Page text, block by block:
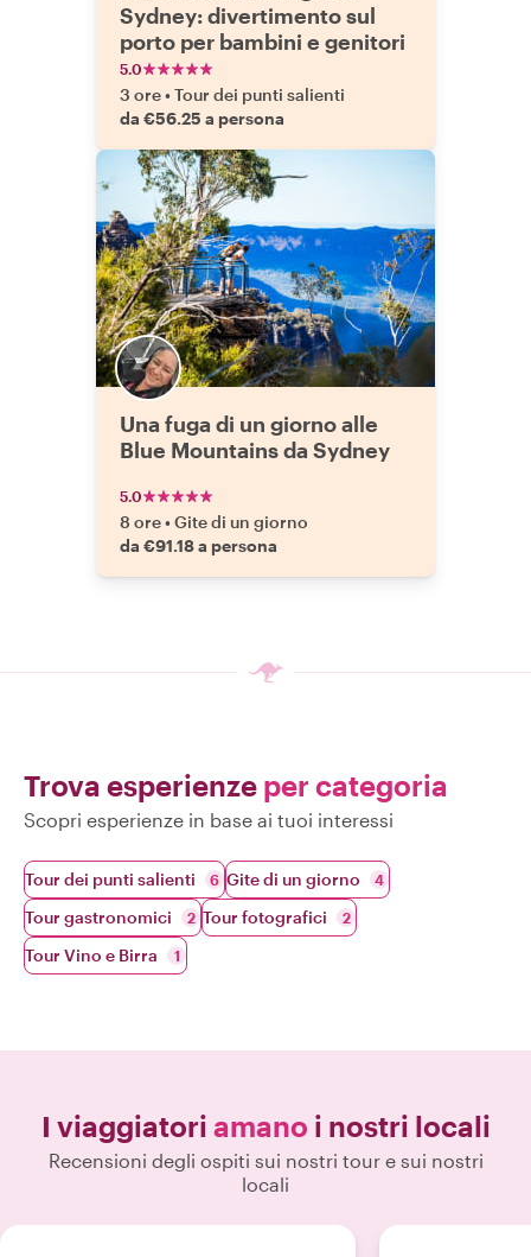
Sydney: divertimento sul
porto per bambini e genitori
5.0
3 ore•Tour dei punti salienti
da €56.25 a persona
Una fuga di un giorno alle
Blue Mountains da Sydney
5.0
8 ore•Gite di un giorno
da €91.18 a persona
Trova esperienze per categoria
Scopri esperienze in base ai tuoi interessi
Tour dei punti salienti 6 Gite di un giorno 4
Tour gastronomici 2 Tour fotografici 2
Tour Vino e Birra 1
I viaggiatori amano i nostri locali
Recensioni degli ospiti sui nostri tour e sui nostri
locali